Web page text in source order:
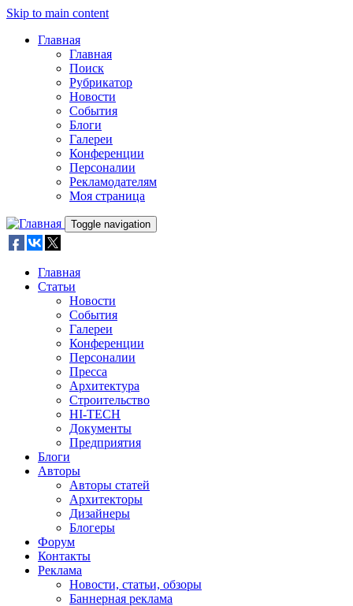
Skip to main content
Главная
Главная
Поиск
Рубрикатор
Новости
События
Блоги
Галереи
Конференции
Персоналии
Рекламодателям
Моя страница
Toggle navigation
Главная
Статьи
Новости
События
Галереи
Конференции
Персоналии
Пресса
Архитектура
Строительство
HI-TECH
Документы
Предприятия
Блоги
Авторы
Авторы статей
Архитекторы
Дизайнеры
Блогеры
Форум
Контакты
Реклама
Новости, статьи, обзоры
Баннерная реклама